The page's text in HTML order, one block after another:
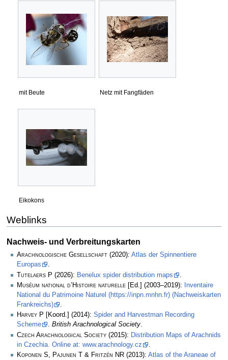
mit Beute Netz mit Fangfäden
Eikokons
Weblinks
Nachweis- und Verbreitungskarten
Arachnologische Gesellschaft (2020): Atlas der Spinnentiere
Europas
.
Tutelaers P (2026): Benelux spider distribution maps
Muséum national d’Histoire naturelle [Ed.] (2003–2019):
Inventaire
National du Patrimoine Naturel (https://inpn.mnhn.fr) (Nachweiskarten
Frankreichs)
.
Harvey P [Koord.] (2014): Spider and Harvestman Recording
Scheme
. British Arachnological Society.
Czech Arachnological Society (2015): Distribution Maps of Arachnids
in Czechia. Online at: www.arachnology.cz
Koponen S, Pajunen T & Fritzén NR (2013): Atlas of the Araneae of